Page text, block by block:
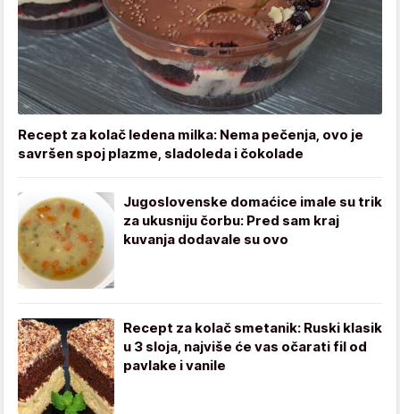
Recept za kolač ledena milka: Nema pečenja, ovo je
savršen spoj plazme, sladoleda i čokolade
Jugoslovenske domaćice imale su trik
za ukusniju čorbu: Pred sam kraj
kuvanja dodavale su ovo
Recept za kolač smetanik: Ruski klasik
u 3 sloja, najviše će vas očarati fil od
pavlake i vanile